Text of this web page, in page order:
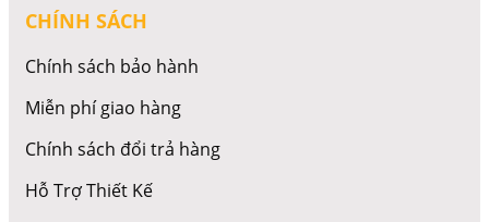
CHÍNH SÁCH
Chính sách bảo hành
Miễn phí giao hàng
Chính sách đổi trả hàng
Hỗ Trợ Thiết Kế